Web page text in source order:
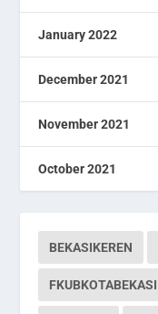
January 2022
December 2021
November 2021
October 2021
BEKASIKEREN
FKUBKOTABEKASI